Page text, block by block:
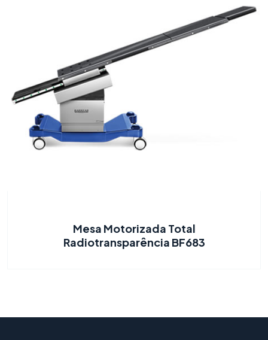
Mesa Motorizada Total
Radiotransparência BF683